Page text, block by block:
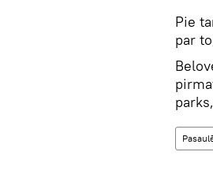
​Pie
par